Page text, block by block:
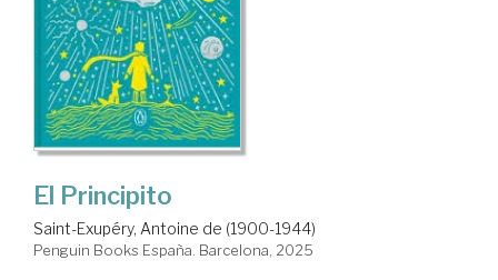
El Principito
Saint-Exupéry, Antoine de (1900-1944)
Penguin Books España. Barcelona, 2025